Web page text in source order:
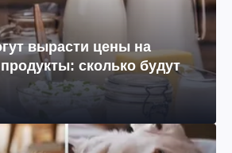
вырасти цены на
сколько будут